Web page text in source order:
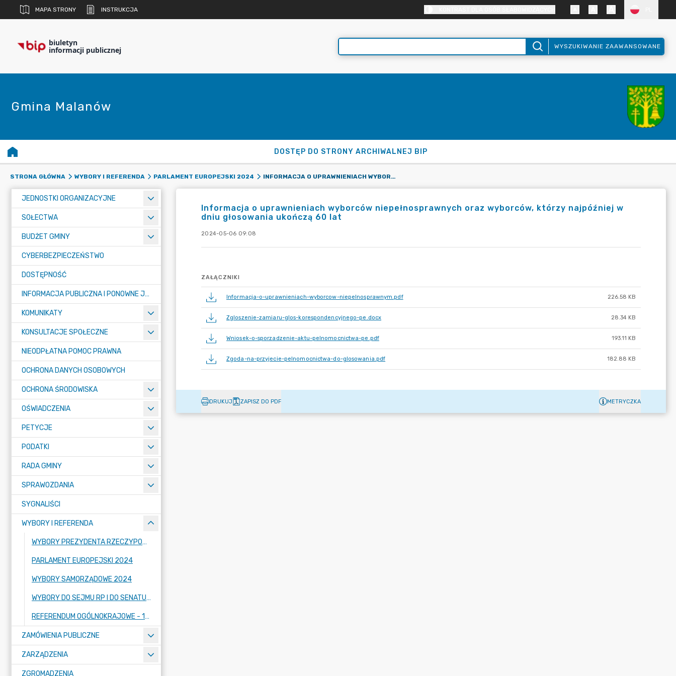
MAPA STRONY INSTRUKCJA
biuletyn
informacji publicznej WYSZUKIWANIE ZAAWANSOWANE
Gmina Malanów
DOSTĘP DO STRONY ARCHIWALNEJ BIP
STRONA GŁÓWNA WYBORY I REFERENDA PARLAMENT EUROPEJSKI 2024 INFORMACJA O UPRAWNIENIACH WYBORCÓW NIEPEŁNOSPRAWNYCH ORAZ WYBORCÓW, KTÓRZY NAJPÓŹNIEJ W DNIU GŁOSOWANIA UKOŃCZĄ 60 LAT
JEDNOSTKI ORGANIZACYJNE
SOŁECTWA
BUDŻET GMINY
CYBERBEZPIECZEŃSTWO
DOSTĘPNOŚĆ
INFORMACJA PUBLICZNA I PONOWNE JEJ WYKORZYSTYWANIE
KOMUNIKATY
KONSULTACJE SPOŁECZNE
NIEODPŁATNA POMOC PRAWNA
OCHRONA DANYCH OSOBOWYCH
OCHRONA ŚRODOWISKA
OŚWIADCZENIA
PETYCJE
PODATKI
RADA GMINY
SPRAWOZDANIA
SYGNALIŚCI
WYBORY I REFERENDA
WYBORY PREZYDENTA RZECZYPOSPOLITEJ POLSKIEJ 2025
PARLAMENT EUROPEJSKI 2024
WYBORY SAMORZĄDOWE 2024
WYBORY DO SEJMU RP I DO SENATU RP 2023 R.
REFERENDUM OGÓLNOKRAJOWE - 15.10.2023 R.
ZAMÓWIENIA PUBLICZNE
ZARZĄDZENIA
ZGROMADZENIA
Informacja o uprawnieniach wyborców niepełnosprawnych oraz wyborców, którzy najpóźniej w
dniu głosowania ukończą 60 lat
2024-05-06 09:08
ZAŁĄCZNIKI
Informacja-o-uprawnieniach-wyborcow-niepelnosprawnym.pdf 226.58 KB
Zgloszenie-zamiaru-glos-korespondencyjnego-pe.docx 28.34 KB
Wniosek-o-sporzadzenie-aktu-pelnomocnictwa-pe.pdf 193.11 KB
Zgoda-na-przyjecie-pelnomocnictwa-do-glosowania.pdf 182.88 KB
DRUKUJ ZAPISZ DO PDF METRYCZKA